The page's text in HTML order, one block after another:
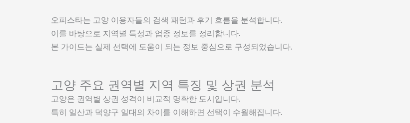
오피스타는 고양 이용자들의 검색 패턴과 후기 흐름을 분석합니다.
이를 바탕으로 지역별 특성과 업종 정보를 정리합니다.
본 가이드는 실제 선택에 도움이 되는 정보 중심으로 구성되었습니다.
고양 주요 권역별 지역 특징 및 상권 분석
고양은 권역별 상권 성격이 비교적 명확한 도시입니다.
특히 일산과 덕양구 일대의 차이를 이해하면 선택이 수월해집니다.